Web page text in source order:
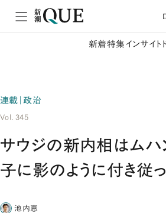
新着特集 インサイト
連載｜政治
Vol. 345
サウジの新内相はムハ
子に影のように付き従っ
池内恵